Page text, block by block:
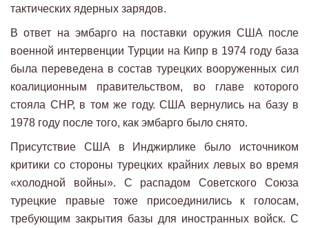
тактических ядерных зарядов.
В ответ на эмбарго на поставки оружия США после
военной интервенции Турции на Кипр в 1974 году база
была переведена в состав турецких вооруженных сил
коалиционным правительством, во главе которого
стояла СНР, в том же году. США вернулись на базу в
1978 году после того, как эмбарго было снято.
Присутствие США в Инджирлике было источником
критики со стороны турецких крайних левых во время
«холодной войны». С распадом Советского Союза
турецкие правые тоже присоединились к голосам,
требующим закрытия базы для иностранных войск. С